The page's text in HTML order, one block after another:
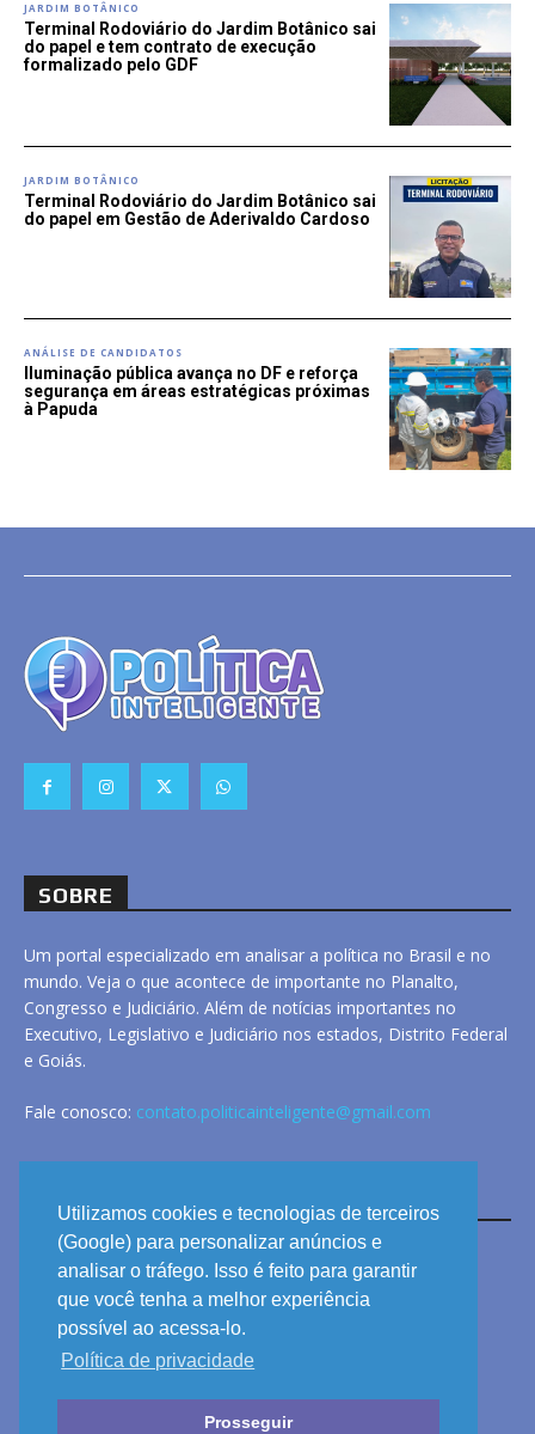
Utilizamos cookies e tecnologias de terceiros
(Google) para personalizar anúncios e
analisar o tráfego. Isso é feito para garantir
que você tenha a melhor experiência
possível ao acessa-lo.
Política de privacidade
Prosseguir
JARDIM BOTÂNICO
Terminal Rodoviário do Jardim Botânico sai
do papel e tem contrato de execução
formalizado pelo GDF
JARDIM BOTÂNICO
Terminal Rodoviário do Jardim Botânico sai
do papel em Gestão de Aderivaldo Cardoso
ANÁLISE DE CANDIDATOS
Iluminação pública avança no DF e reforça
segurança em áreas estratégicas próximas
à Papuda
SOBRE
Um portal especializado em analisar a política no Brasil e no
mundo. Veja o que acontece de importante no Planalto,
Congresso e Judiciário. Além de notícias importantes no
Executivo, Legislativo e Judiciário nos estados, Distrito Federal
e Goiás.
Fale conosco: contato.politicainteligente@gmail.com
LINKS
ANUNCIE
PRIVACIDADE
CONTATO